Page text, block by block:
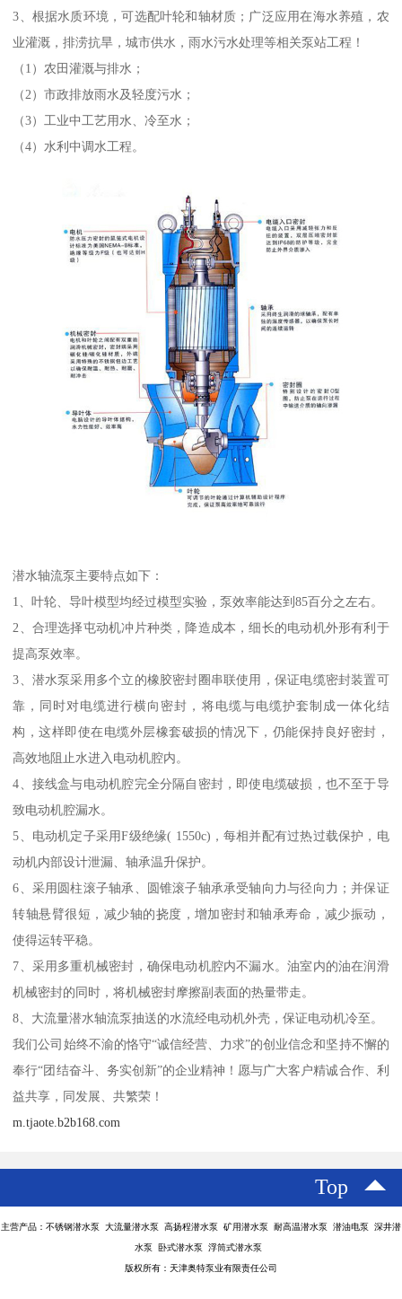
3、根据水质环境，可选配叶轮和轴材质；广泛应用在海水养殖，农
业灌溉，排涝抗旱，城市供水，雨水污水处理等相关泵站工程！
（1）农田灌溉与排水；
（2）市政排放雨水及轻度污水；
（3）工业中工艺用水、冷至水；
（4）水利中调水工程。
潜水轴流泵主要特点如下：
1、叶轮、导叶模型均经过模型实验，泵效率能达到85百分之左右。
2、合理选择屯动机冲片种类，降造成本，细长的电动机外形有利于
提高泵效率。
3、潜水泵采用多个立的橡胶密封圈串联使用，保证电缆密封装置可
靠，同时对电缆进行横向密封，将电缆与电缆护套制成一体化结
构，这样即使在电缆外层橡套破损的情况下，仍能保持良好密封，
高效地阻止水进入电动机腔内。
4、接线盒与电动机腔完全分隔自密封，即使电缆破损，也不至于导
致电动机腔漏水。
5、电动机定子采用F级绝缘( 1550c)，每相并配有过热过载保护，电
动机内部设计泄漏、轴承温升保护。
6、采用圆柱滚子轴承、圆锥滚子轴承承受轴向力与径向力；并保证
转轴悬臂很短，减少轴的挠度，增加密封和轴承寿命，减少振动，
使得运转平稳。
7、采用多重机械密封，确保电动机腔内不漏水。油室内的油在润滑
机械密封的同时，将机械密封摩擦副表面的热量带走。
8、大流量潜水轴流泵抽送的水流经电动机外壳，保证电动机冷至。
我们公司始终不渝的恪守“诚信经营、力求”的创业信念和坚持不懈的
奉行“团结奋斗、务实创新”的企业精神！愿与广大客户精诚合作、利
益共享，同发展、共繁荣！
m.tjaote.b2b168.com
Top
主营产品：不锈钢潜水泵 大流量潜水泵 高扬程潜水泵 矿用潜水泵 耐高温潜水泵 潜油电泵 深井潜
水泵 卧式潜水泵 浮筒式潜水泵
版权所有：天津奥特泵业有限责任公司